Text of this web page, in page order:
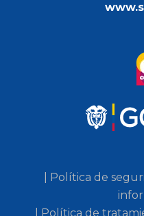
| Política de
| Política de